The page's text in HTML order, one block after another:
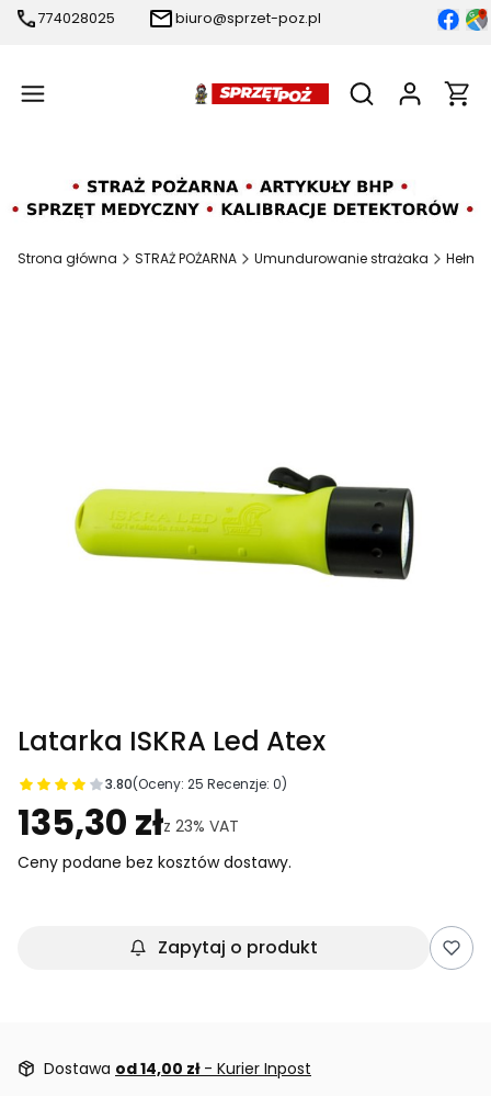
774028025 biuro@sprzet-poz.pl
Otwórz
Strona główna STRAŻ POŻARNA Umundurowanie strażaka
Latarka ISKRA Led Atex
3.80(Oceny: 25 Recenzje: 0)
Przejdź do sekcji Opinie
135,30 złz 23% VAT
Ceny podane bez kosztów dostawy.
Zapytaj o produkt
Dostawa od 14,00 zł - Kurier Inpost